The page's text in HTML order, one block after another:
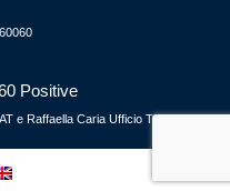
Positive
e Raffaella Caria Ufficio Turismo